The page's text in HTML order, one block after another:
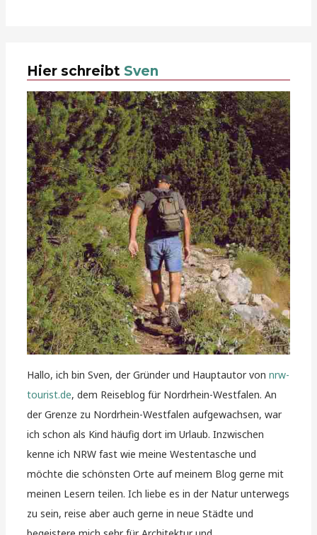
Hier schreibt Sven
Hallo, ich bin Sven, der Gründer und Hauptautor vonnrw-
tourist.de, dem Reiseblog für Nordrhein-Westfalen. An
der Grenze zu Nordrhein-Westfalen aufgewachsen, war
ich schon als Kind häufig dort im Urlaub. Inzwischen
kenne ich NRW fast wie meine Westentasche und
möchte die schönsten Orte auf meinem Blog gerne mit
meinen Lesern teilen. Ich liebe es in der Natur unterwegs
zu sein, reise aber auch gerne in neue Städte und